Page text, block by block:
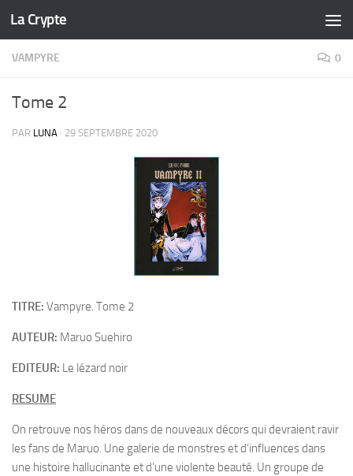
Skip to content
La Crypte
VAMPYRE 0
Tome 2
PAR LUNA · 29 SEPTEMBRE 2020
TITRE: Vampyre. Tome 2
AUTEUR: Maruo Suehiro
EDITEUR: Le lézard noir
RESUME
On retrouve nos héros dans de nouveaux décors qui devraient ravir
les fans de Maruo. Une galerie de monstres et d’influences dans
une histoire hallucinante et d’une violente beauté. Un groupe de